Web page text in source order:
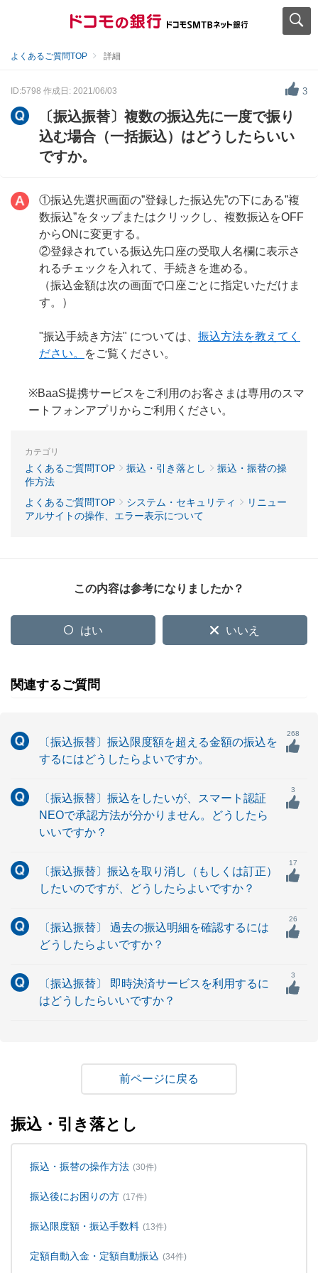
よくあるご質問TOP 詳細
ID:5798 作成日: 2021/06/03 3
〔振込振替〕複数の振込先に一度で振り
込む場合（一括振込）はどうしたらいい
ですか。
①振込先選択画面の”登録した振込先”の下にある”複
数振込”をタップまたはクリックし、複数振込をOFF
からONに変更する。
②登録されている振込先口座の受取人名欄に表示さ
れるチェックを入れて、手続きを進める。
（振込金額は次の画面で口座ごとに指定いただけま
す。）
"振込手続き方法" については、 振込方法を教えてく
ださい。
をご覧ください。
※BaaS提携サービスをご利用のお客さまは専用のスマ
ートフォンアプリからご利用ください。
カテゴリ
よくあるご質問TOP 振込・引き落とし
振込・振替の操
作方法
よくあるご質問TOP
システム・セキュリティ
リニュー
アルサイトの操作、エラー表示について
この内容は参考になりましたか？
はい いいえ
関連するご質問
〔振込振替〕振込限度額を超える金額の振込を
するにはどうしたらよいですか。
268
〔振込振替〕振込をしたいが、スマート認証
NEOで承認方法が分かりません。どうしたら
いいですか？
3
〔振込振替〕振込を取り消し（もしくは訂正）
したいのですが、どうしたらよいですか？
17
〔振込振替〕 過去の振込明細を確認するには
どうしたらよいですか？
26
〔振込振替〕 即時決済サービスを利用するに
はどうしたらいいですか？
3
戻る
振込・引き落とし
振込・振替の操作方法 (30件)
振込後にお困りの方 (17件)
振込限度額・振込手数料 (13件)
定額自動入金・定額自動振込 (34件)